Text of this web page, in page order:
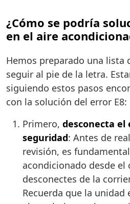
¿Cómo se podría
en el aire
Hemos preparado una lista
seguir al pie de la letra.
siguiendo estos pasos
con la solución del error E8:
Primero, desconecta el
seguridad: Antes de
revisión, es
acondicionado desde
desconectes de la
Recuerda que la